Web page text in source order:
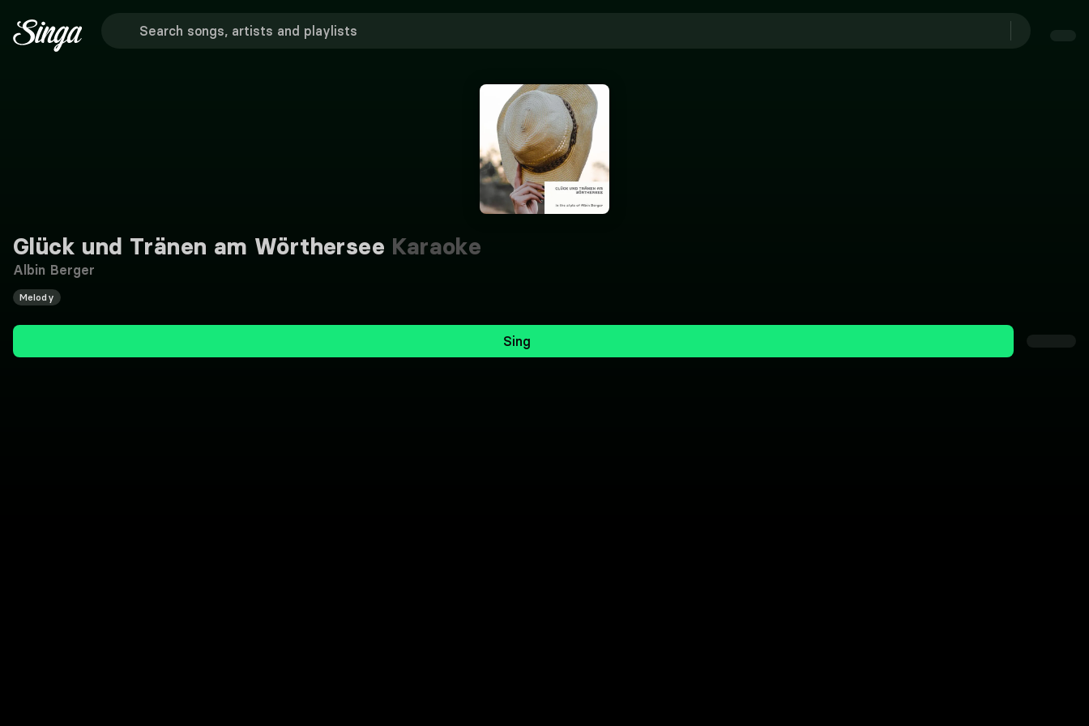
Glück und Tränen am Wörthersee Karaoke
Albin Berger
Melody
Sing